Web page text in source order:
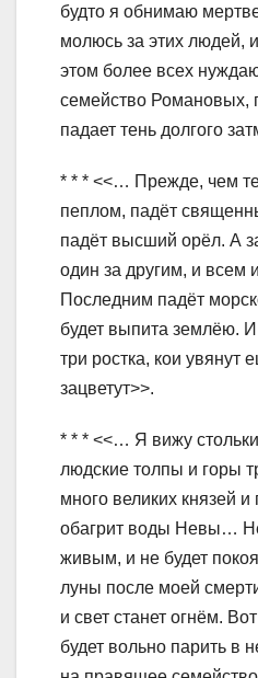
будто я обнимаю
молюсь за этих людей,
этом более всех
семейство Романовых,
падает тень долгого
* * * <<… Прежде, чем
пеплом, падёт
падёт высший орёл. А
один за другим, и всем
Последним падёт
будет выпита землёю. И
три ростка, кои увянут
зацветут>>.
* * * <<… Я вижу
людские толпы и горы
много великих князей
обагрит воды Невы…
живым, и не будет
луны после моей
и свет станет огнём.
будет вольно парить в